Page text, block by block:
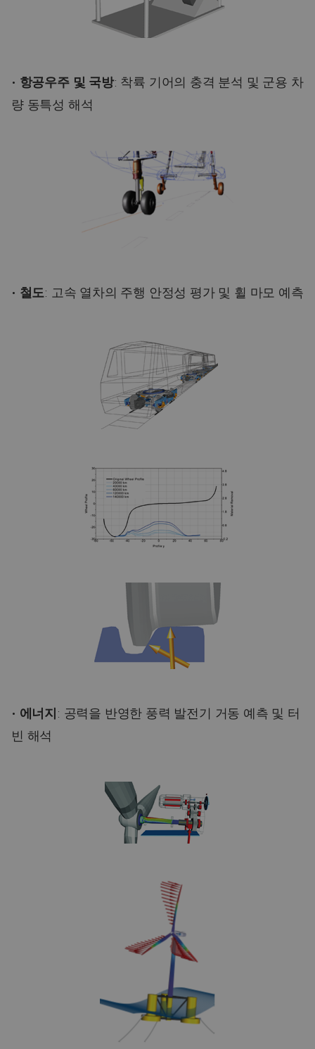
• 항공우주 및 국방: 착륙 기어의 충격 분석 및 군용 차
량 동특성 해석
• 철도: 고속 열차의 주행 안정성 평가 및 휠 마모 예측
• 에너지 : 공력을 반영한 풍력 발전기 거동 예측 및 터
빈 해석